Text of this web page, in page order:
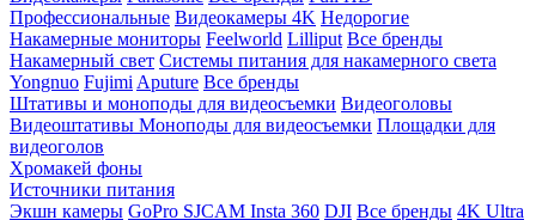
Профессиональные Видеокамеры 4K Недорогие
Накамерные мониторы Feelworld Lilliput Все бренды
Накамерный свет Системы питания для накамерного света
Yongnuo Fujimi Aputure Все бренды
Штативы и моноподы для видеосъемки Видеоголовы
Видеоштативы Моноподы для видеосъемки Площадки для
видеоголов
Хромакей фоны
Источники питания
Экшн камеры GoPro SJCAM Insta 360 DJI Все бренды 4K Ultra